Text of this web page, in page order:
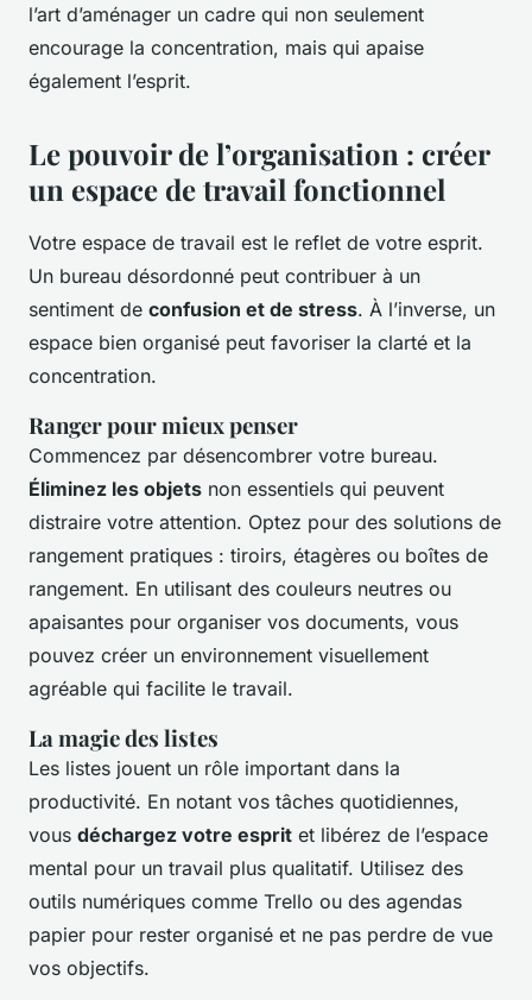
l’art d’aménager un cadre qui non seulement
encourage la concentration, mais qui apaise
également l’esprit.
Le pouvoir de l’organisation : créer
un espace de travail fonctionnel
Votre espace de travail est le reflet de votre esprit.
Un bureau désordonné peut contribuer à un
sentiment de confusion et de stress. À l’inverse, un
espace bien organisé peut favoriser la clarté et la
concentration.
Ranger pour mieux penser
Commencez par désencombrer votre bureau.
Éliminez les objets non essentiels qui peuvent
distraire votre attention. Optez pour des solutions de
rangement pratiques : tiroirs, étagères ou boîtes de
rangement. En utilisant des couleurs neutres ou
apaisantes pour organiser vos documents, vous
pouvez créer un environnement visuellement
agréable qui facilite le travail.
La magie des listes
Les listes jouent un rôle important dans la
productivité. En notant vos tâches quotidiennes,
vous déchargez votre esprit et libérez de l’espace
mental pour un travail plus qualitatif. Utilisez des
outils numériques comme Trello ou des agendas
papier pour rester organisé et ne pas perdre de vue
vos objectifs.